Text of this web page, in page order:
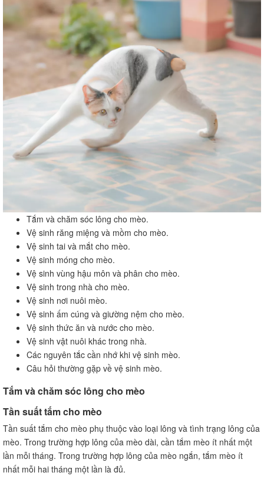
Tắm và chăm sóc lông cho mèo.
Vệ sinh răng miệng và mồm cho mèo.
Vệ sinh tai và mắt cho mèo.
Vệ sinh móng cho mèo.
Vệ sinh vùng hậu môn và phân cho mèo.
Vệ sinh trong nhà cho mèo.
Vệ sinh nơi nuôi mèo.
Vệ sinh ấm cúng và giường nệm cho mèo.
Vệ sinh thức ăn và nước cho mèo.
Vệ sinh vật nuôi khác trong nhà.
Các nguyên tắc cần nhớ khi vệ sinh mèo.
Câu hỏi thường gặp về vệ sinh mèo.
Tắm và chăm sóc lông cho mèo
Tần suất tắm cho mèo
Tần suất tắm cho mèo phụ thuộc vào loại lông và tình trạng lông của
mèo. Trong trường hợp lông của mèo dài, cần tắm mèo ít nhất một
lần mỗi tháng. Trong trường hợp lông của mèo ngắn, tắm mèo ít
nhất mỗi hai tháng một lần là đủ.